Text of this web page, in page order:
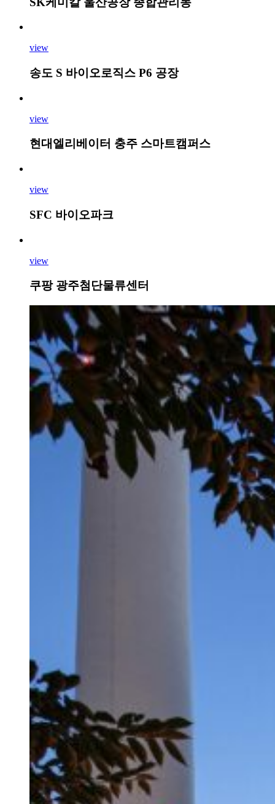
view
송도 S 바이오로직스 P6 공장
view
현대엘리베이터 충주 스마트캠퍼스
view
SFC 바이오파크
view
쿠팡 광주첨단물류센터